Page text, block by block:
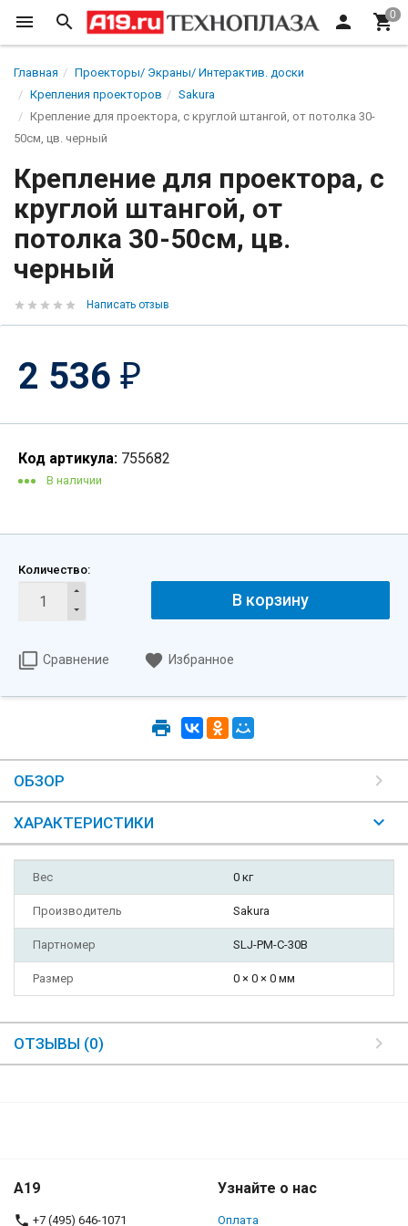
Главная
Проекторы/ Экраны/ Интерактив. доски
Крепления проекторов
Sakura
Крепление для проектора, с круглой штангой, от потолка 30-
50см, цв. черный
Крепление для проектора, с
круглой штангой, от
потолка 30-50см, цв.
черный
Написать отзыв
2 536 ₽
Код артикула: 755682
В наличии
Количество:
В корзину
Сравнение Избранное
ОБЗОР
ХАРАКТЕРИСТИКИ
Вес 0 кг
Производитель Sakura
Партномер SLJ-PM-C-30B
Размер 0 × 0 × 0 мм
ОТЗЫВЫ (0)
A19
+7 (495) 646-1071
Узнайте о нас
Оплата